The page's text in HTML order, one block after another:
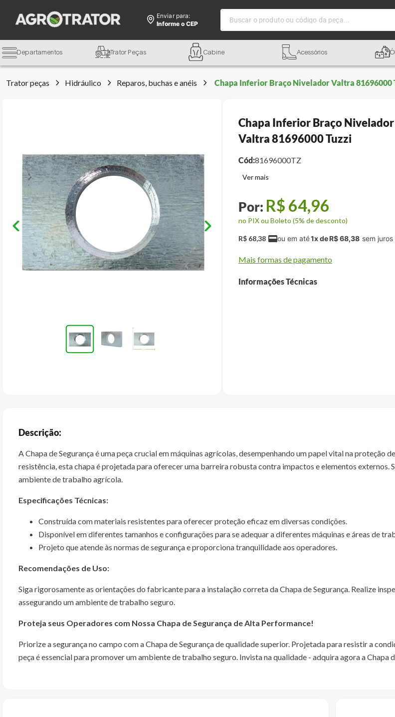
Enviar para:
Informe o CEP
Buscar o produto ou código da peça...
Departamentos Trator Peças Cabine Acessórios
Trator peças Hidráulico Reparos, buchas e anéis Chapa Inferior Braço Nivelador Valtra 81696000
Chapa Inferior Braço Nivelador
Valtra 81696000 Tuzzi
Cód:81696000TZ
R$ 64,96
no PIX ou Boleto (5% de desconto)
R$ 68,38 1x deR$68,38
Mais formas de pagamento
Informações Técnicas
Descrição:
A Chapa de Segurança é uma peça crucial em máquinas agrícolas, desempenhando um papel vital na
resistência, esta chapa é projetada para oferecer uma barreira robusta contra impactos e elementos externos.
ambiente de trabalho agrícola.
Especificações Técnicas:
Construída com materiais resistentes para oferecer proteção eficaz em diversas condições.
Disponível em diferentes tamanhos e configurações para se adequar a diferentes máquinas e áreas de
Projeto que atende às normas de segurança e proporciona tranquilidade aos operadores.
Recomendações de Uso:
Siga rigorosamente as orientações do fabricante para a instalação correta da Chapa de Segurança. Realize
assegurando um ambiente de trabalho seguro.
Proteja seus Operadores com Nossa Chapa de Segurança de Alta Performance!
Priorize a segurança no campo com a Chapa de Segurança de qualidade superior. Projetada para resistir a
peça é essencial para promover um ambiente de trabalho seguro. Invista na qualidade - adquira agora a Chapa